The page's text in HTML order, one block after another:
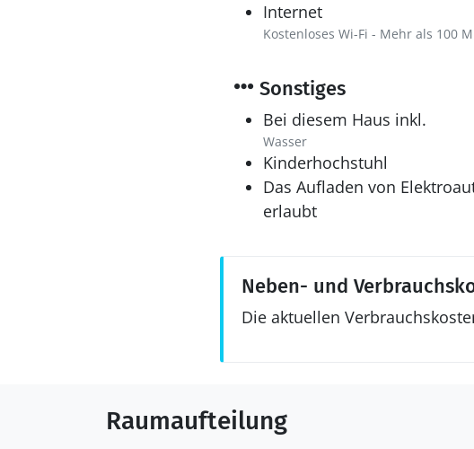
Internet
Kostenloses Wi-Fi - Mehr als 100
Sonstiges
Bei diesem Haus inkl.
Wasser
Kinderhochstuhl
Das Aufladen von
erlaubt
Neben- und
Die aktuellen
Raumaufteilung